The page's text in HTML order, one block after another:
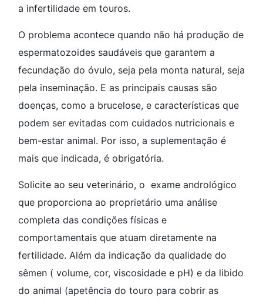
a infertilidade em touros.
O problema acontece quando não há produção de
espermatozoides saudáveis que garantem a
fecundação do óvulo, seja pela monta natural, seja
pela inseminação. E as principais causas são
doenças, como a brucelose, e características que
podem ser evitadas com cuidados nutricionais e
bem-estar animal. Por isso, a suplementação é
mais que indicada, é obrigatória.
Solicite ao seu veterinário, o exame andrológico
que proporciona ao proprietário uma análise
completa das condições físicas e
comportamentais que atuam diretamente na
fertilidade. Além da indicação da qualidade do
sêmen ( volume, cor, viscosidade e pH) e da libido
do animal (apetência do touro para cobrir as